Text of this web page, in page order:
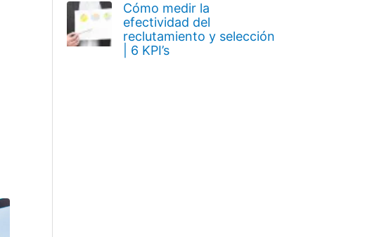
Cómo medir la
efectividad del
reclutamiento y selección
| 6 KPI’s